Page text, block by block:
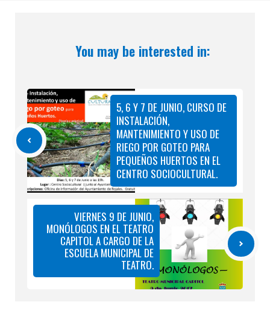
You may be interested in:
5, 6 Y 7 DE JUNIO, CURSO DE
INSTALACIÓN,
MANTENIMIENTO Y USO DE
RIEGO POR GOTEO PARA
PEQUEÑOS HUERTOS EN EL
CENTRO SOCIOCULTURAL.
VIERNES 9 DE JUNIO,
MONÓLOGOS EN EL TEATRO
CAPITOL A CARGO DE LA
ESCUELA MUNICIPAL DE
TEATRO.